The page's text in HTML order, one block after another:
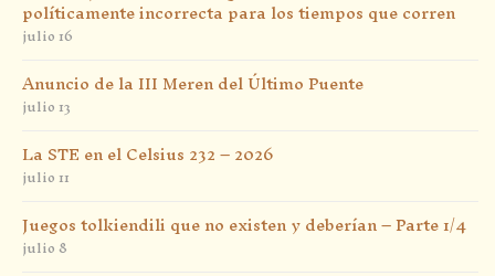
políticamente incorrecta para los tiempos que corren
julio 16
Anuncio de la III Meren del Último Puente
julio 13
La STE en el Celsius 232 – 2026
julio 11
Juegos tolkiendili que no existen y deberían – Parte 1/4
julio 8